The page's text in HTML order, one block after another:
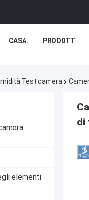
CASA. PRODOTTI
Test camera
elementi
di